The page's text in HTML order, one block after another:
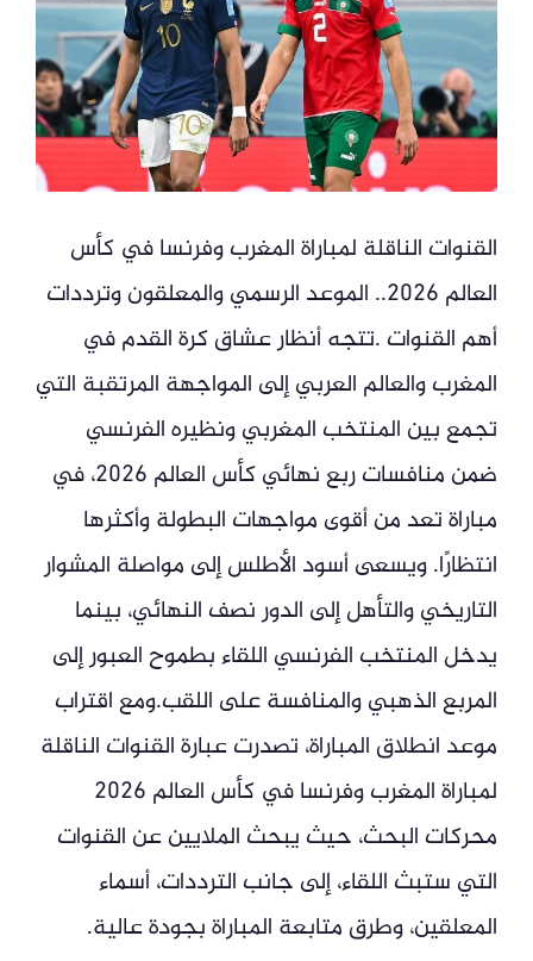
القنوات الناقلة لمباراة المغرب وفرنسا في كأس
العالم 2026.. الموعد الرسمي والمعلقون وترددات
أهم القنوات .تتجه أنظار عشاق كرة القدم في
المغرب والعالم العربي إلى المواجهة المرتقبة التي
تجمع بين المنتخب المغربي ونظيره الفرنسي
ضمن منافسات ربع نهائي كأس العالم 2026، في
مباراة تعد من أقوى مواجهات البطولة وأكثرها
انتظارًا. ويسعى أسود الأطلس إلى مواصلة المشوار
التاريخي والتأهل إلى الدور نصف النهائي، بينما
يدخل المنتخب الفرنسي اللقاء بطموح العبور إلى
المربع الذهبي والمنافسة على اللقب.ومع اقتراب
موعد انطلاق المباراة، تصدرت عبارة القنوات الناقلة
لمباراة المغرب وفرنسا في كأس العالم 2026
محركات البحث، حيث يبحث الملايين عن القنوات
التي ستبث اللقاء، إلى جانب الترددات، أسماء
المعلقين، وطرق متابعة المباراة بجودة عالية.